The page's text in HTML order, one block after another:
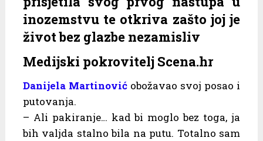
inozemstvu te otkriva zašto joj je
život bez glazbe nezamisliv
Medijski pokrovitelj Scena.hr
Danijela Martinovićobožavao svoj posao i
putovanja.
– Ali pakiranje… kad bi moglo bez toga, ja
bih valjda stalno bila na putu. Totalno sam